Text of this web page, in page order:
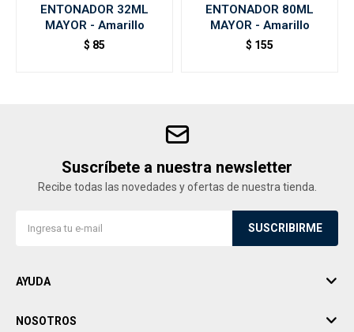
ENTONADOR 32ML
MAYOR - Amarillo
$ 85
ENTONADOR 80ML
MAYOR - Amarillo
$ 155
Suscríbete a nuestra newsletter
Recibe todas las novedades y ofertas de nuestra tienda.
SUSCRIBIRME
AYUDA
NOSOTROS